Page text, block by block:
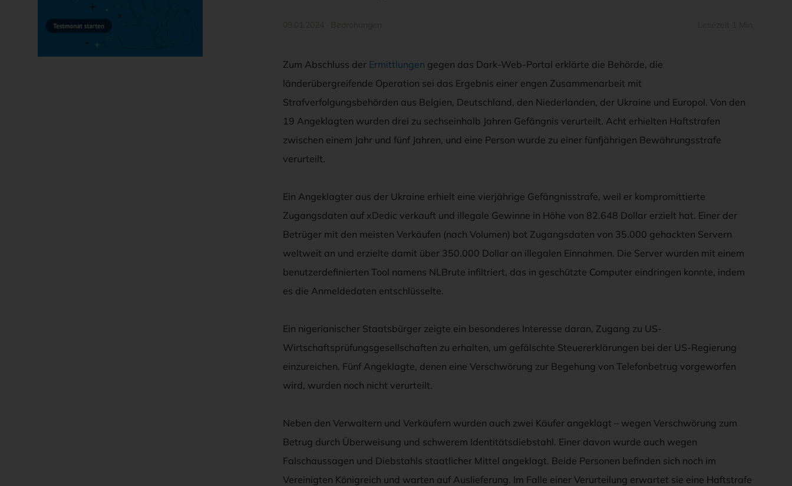
Zum Abschluss der Ermittlungen gegen das Dark-Web-Portal erklärte die Behörde, die
länderübergreifende Operation sei das Ergebnis einer engen Zusammenarbeit mit
Strafverfolgungsbehörden aus Belgien, Deutschland, den Niederlanden, der Ukraine und Europol. Von den
19 Angeklagten wurden drei zu sechseinhalb Jahren Gefängnis verurteilt. Acht erhielten Haftstrafen
zwischen einem Jahr und fünf Jahren, und eine Person wurde zu einer fünfjährigen Bewährungsstrafe
verurteilt.
Ein Angeklagter aus der Ukraine erhielt eine vierjährige Gefängnisstrafe, weil er kompromittierte
Zugangsdaten auf xDedic verkauft und illegale Gewinne in Höhe von 82.648 Dollar erzielt hat. Einer der
Betrüger mit den meisten Verkäufen (nach Volumen) bot Zugangsdaten von 35.000 gehackten Servern
weltweit an und erzielte damit über 350.000 Dollar an illegalen Einnahmen. Die Server wurden mit einem
benutzerdefinierten Tool namens NLBrute infiltriert, das in geschützte Computer eindringen konnte, indem
es die Anmeldedaten entschlüsselte.
Ein nigerianischer Staatsbürger zeigte ein besonderes Interesse daran, Zugang zu US-
Wirtschaftsprüfungsgesellschaften zu erhalten, um gefälschte Steuererklärungen bei der US-Regierung
einzureichen. Fünf Angeklagte, denen eine Verschwörung zur Begehung von Telefonbetrug vorgeworfen
wird, wurden noch nicht verurteilt.
Neben den Verwaltern und Verkäufern wurden auch zwei Käufer angeklagt – wegen Verschwörung zum
Betrug durch Überweisung und schwerem Identitätsdiebstahl. Einer davon wurde auch wegen
Falschaussagen und Diebstahls staatlicher Mittel angeklagt. Beide Personen befinden sich noch im
Vereinigten Königreich und warten auf Auslieferung. Im Falle einer Verurteilung erwartet sie eine Haftstrafe